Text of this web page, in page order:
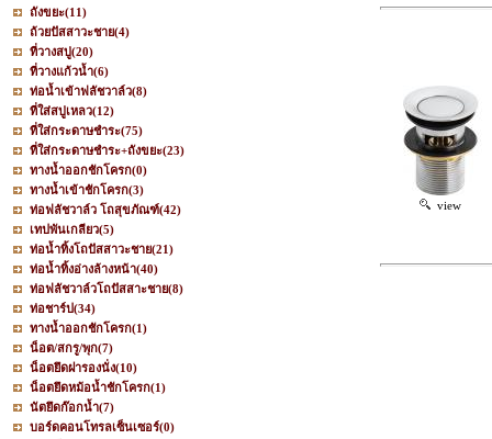
ถังขยะ(11)
ถ้วยปัสสาวะชาย(4)
ที่วางสบู่(20)
ที่วางแก้วน้ำ(6)
ท่อน้ำเข้าฟลัชวาล์ว(8)
ที่ใส่สบู่เหลว(12)
ที่ใส่กระดาษชำระ(75)
ที่ใส่กระดาษชำระ+ถังขยะ(23)
ทางน้ำออกชักโครก(0)
ทางน้ำเข้าชักโครก(3)
ท่อฟลัชวาล์ว โถสุขภัณฑ์(42)
เทปพันเกลียว(5)
ท่อน้ำทิ้งโถปัสสาวะชาย(21)
ท่อน้ำทิ้งอ่างล้างหน้า(40)
ท่อฟลัชวาล์วโถปัสสาะชาย(8)
ท่อชาร์ป(34)
ทางน้ำออกชักโครก(1)
น็อต/สกรู/พุก(7)
น็อตยึดฝารองนั่ง(10)
น็อตยึดหม้อน้ำชักโครก(1)
นัตยึดก๊อกน้ำ(7)
บอร์ดคอนโทรลเซ็นเซอร์(0)
view